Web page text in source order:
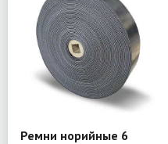
Ремни норийные 6